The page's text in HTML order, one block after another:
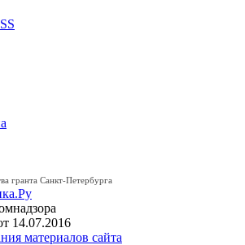
гранта Санкт-Петербурга
14.07.2016
материалов сайта